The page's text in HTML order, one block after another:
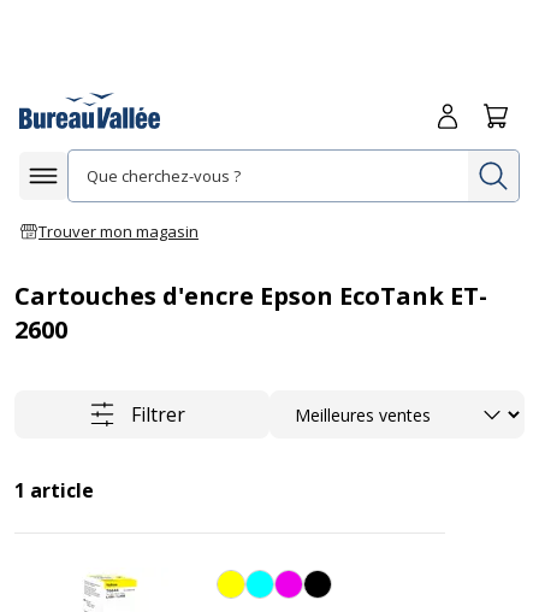
Afficher la navigation
Trouver mon magasin
Me
Cartouches d'encre Epson EcoTank ET-
2600
Filtrer Trier
1 article
Jaune